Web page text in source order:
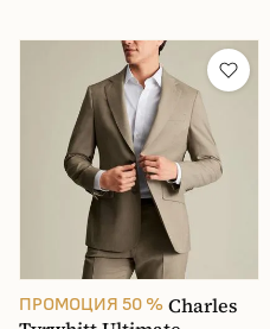
ПРОМОЦИЯ 50 % Charles